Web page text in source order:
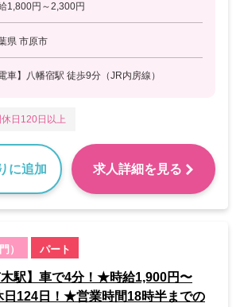
1,800円～2,300円
県 市原市
電車】八幡宿駅 徒歩9分（JR内房線）
日120日以上
に追加 求人詳細を見る
） パート
木駅】車で4分！★時給1,900円〜
124日！★営業時間18時半までの